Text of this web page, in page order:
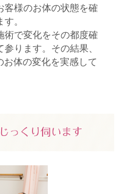
客様のお体の状態を確
。
術で変化をその都度確
ります。その結果、
体の変化を実感して